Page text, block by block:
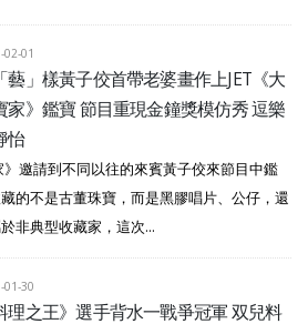
02-01
藝」樣黃子佼首帶老婆畫作上JET《大
家》鑑寶 節目重現金鐘獎模仿秀 逗樂
怡
邀請到不同以往的來賓黃子佼來節目中鑑
的不是古董珠寶，而是黑膠唱片、公仔，還
非典型收藏家，這次...
01-30
理之王》選手背水一戰爭冠軍 双兒料